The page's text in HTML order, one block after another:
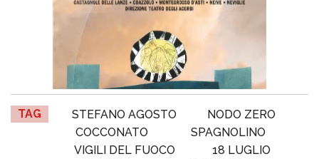
TAG STEFANO AGOSTO
NODO ZERO
COCCONATO
SPAGNOLINO
VIGILI DEL FUOCO
18 LUGLIO